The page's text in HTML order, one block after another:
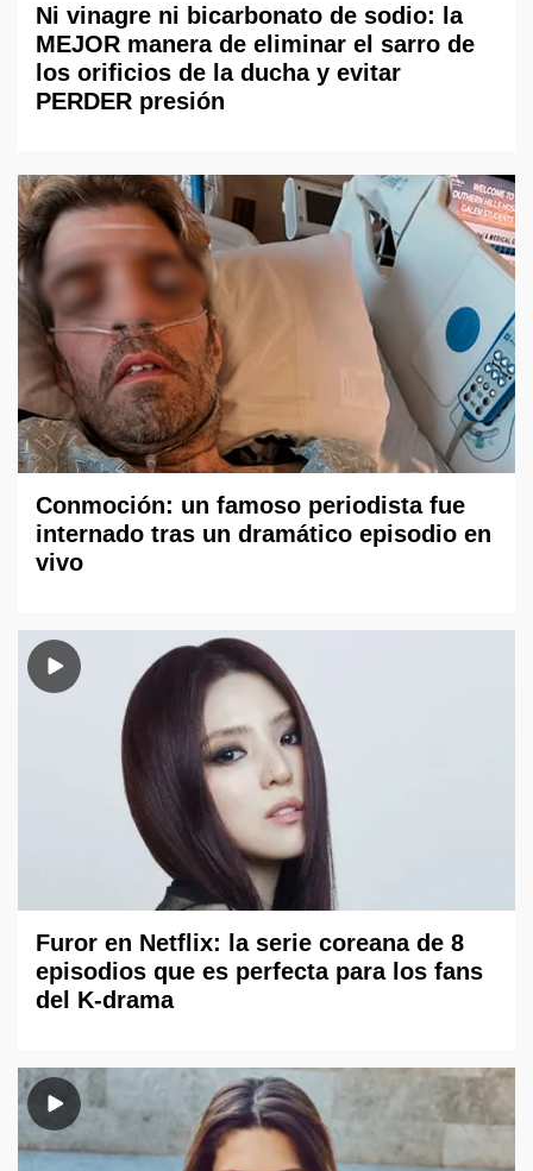
Ni vinagre ni bicarbonato de sodio: la
MEJOR manera de eliminar el sarro de
los orificios de la ducha y evitar
PERDER presión
Conmoción: un famoso periodista fue
internado tras un dramático episodio en
vivo
Furor en Netflix: la serie coreana de 8
episodios que es perfecta para los fans
del K-drama